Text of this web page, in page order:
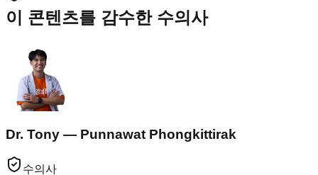
이 콘텐츠를 감수한 수의사
Dr. Tony — Punnawat Phongkittirak
수의사